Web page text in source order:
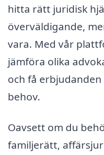
hitta rätt juridisk
överväldigande,
vara. Med vår
jämföra olika
och få
behov.
Oavsett om du
familjerätt,